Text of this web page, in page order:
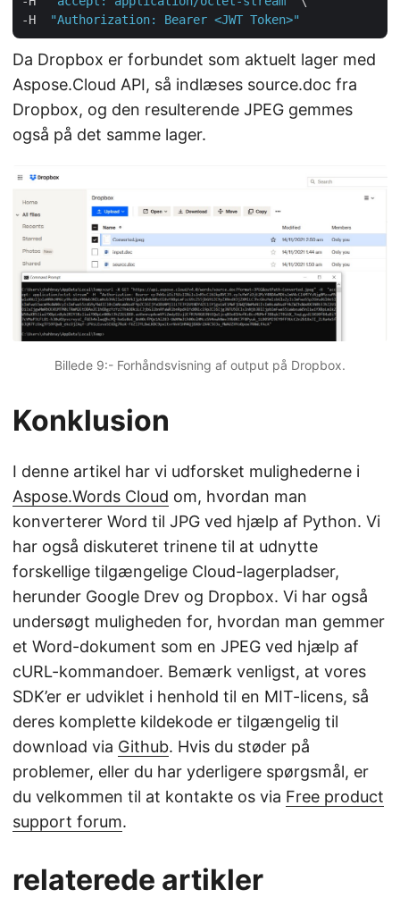
-H
"Authorization: Bearer <JWT Token>"
Da Dropbox er forbundet som aktuelt lager med
Aspose.Cloud API, så indlæses source.doc fra
Dropbox, og den resulterende JPEG gemmes
også på det samme lager.
Billede 9:- Forhåndsvisning af output på Dropbox.
Konklusion
I denne artikel har vi udforsket mulighederne i
Aspose.Words Cloud om, hvordan man
konverterer Word til JPG ved hjælp af Python. Vi
har også diskuteret trinene til at udnytte
forskellige tilgængelige Cloud-lagerpladser,
herunder Google Drev og Dropbox. Vi har også
undersøgt muligheden for, hvordan man gemmer
et Word-dokument som en JPEG ved hjælp af
cURL-kommandoer. Bemærk venligst, at vores
SDK’er er udviklet i henhold til en MIT-licens, så
deres komplette kildekode er tilgængelig til
download via Github. Hvis du støder på
problemer, eller du har yderligere spørgsmål, er
du velkommen til at kontakte os via Free product
support forum.
relaterede artikler